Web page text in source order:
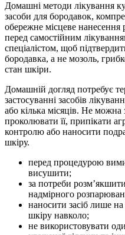
Домашні методи лікування
засоби для бородавок,
обережне місцеве
перед самостійним
спеціалістом, щоб
бородавка, а не мозоль,
стан шкіри.
Домашній догляд потребує
застосуванні засобів
або кілька місяців. Не можна
проколювати її, припікати
контролю або наносити
шкіру.
перед процедурою
висушити;
за потреби
надмірного
наносити засіб лише
шкіру навколо;
не використовувати